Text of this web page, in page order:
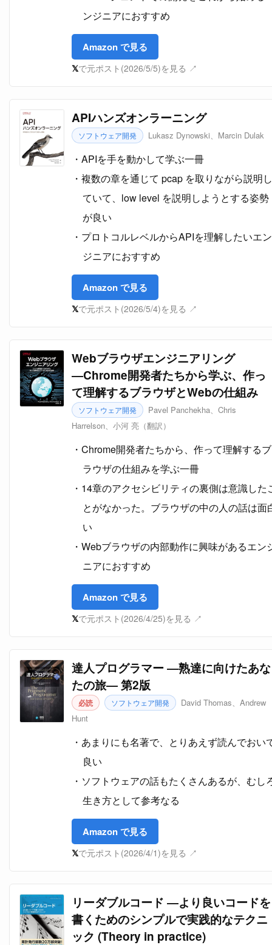
ンジニアにおすすめ
Amazon で見る
𝕏で元ポスト(2026/5/5)を見る ↗
APIハンズオンラーニング
ソフトウェア開発 Lukasz Dynowski、Marcin Dulak
APIを手を動かして学ぶ一冊
複数の章を通じて pcap を取りながら説明し
ていて、low level を説明しようとする姿勢
が良い
プロトコルレベルからAPIを理解したいエン
ジニアにおすすめ
Amazon で見る
𝕏で元ポスト(2026/5/4)を見る ↗
Webブラウザエンジニアリング
―Chrome開発者たちから学ぶ、作っ
て理解するブラウザとWebの仕組み
ソフトウェア開発
Pavel Panchekha、Chris
Harrelson、小河 亮（翻訳）
Chrome開発者たちから、作って理解するブ
ラウザの仕組みを学ぶ一冊
14章のアクセシビリティの裏側は意識した
とがなかった。ブラウザの中の人の話は面
い
Webブラウザの内部動作に興味があるエン
ニアにおすすめ
Amazon で見る
𝕏で元ポスト(2026/4/25)を見る ↗
達人プログラマー ―熟達に向けたあな
たの旅― 第2版
必読 ソフトウェア開発
David Thomas、Andrew
Hunt
あまりにも名著で、とりあえず読んでおい
良い
ソフトウェアの話もたくさんあるが、むし
生き方として参考なる
Amazon で見る
𝕏で元ポスト(2026/4/1)を見る ↗
リーダブルコード ―より良いコードを
書くためのシンプルで実践的なテクニ
ック (Theory in practice)